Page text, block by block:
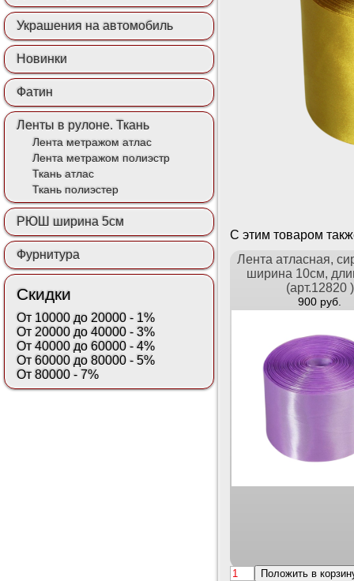
Украшения на автомобиль
Новинки
Фатин
Ленты в рулоне. Ткань
Лента метражом атлас
Лента метражом полиэстр
Ткань атлас
Ткань полиэстер
РЮШ ширина 5см
Фурнитура
Скидки
От 10000 до 20000 - 1%
От 20000 до 40000 - 3%
От 40000 до 60000 - 4%
От 60000 до 80000 - 5%
От 80000 - 7%
С этим товаром
Лента атласная,
ширина 10см,
(арт.12820 )
900 руб.
Положить в